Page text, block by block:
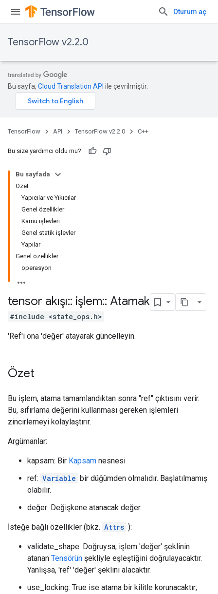
Oturum aç
TensorFlow v2.2.0
Bu sayfa, Cloud Translation API ile çevrilmiştir.
TensorFlow API TensorFlow v2.2.0 C++
Bu size yardımcı oldu mu?
Bu sayfada
Özet
Yapıcılar ve Yıkıcılar
Genel özellikler
Kamu işlevleri
Genel statik işlevler
Yapılar
Genel özellikler
operasyon
tensor akışı:: işlem:: Atamak
#include <state_ops.h>
'Ref'i ona 'değer' atayarak güncelleyin.
Özet
Bu işlem, atama tamamlandıktan sonra "ref" çıktısını verir.
Bu, sıfırlama değerini kullanması gereken işlemleri
zincirlemeyi kolaylaştırır.
Argümanlar:
kapsam: Bir Kapsam nesnesi
ref: Variable bir düğümden olmalıdır. Başlatılmamış
olabilir.
değer: Değişkene atanacak değer.
İsteğe bağlı özellikler (bkz. Attrs ):
validate_shape: Doğruysa, işlem 'değer' şeklinin
atanan Tensörün şekliyle eşleştiğini doğrulayacaktır.
Yanlışsa, 'ref' 'değer' şeklini alacaktır.
use_locking: True ise atama bir kilitle korunacaktır;